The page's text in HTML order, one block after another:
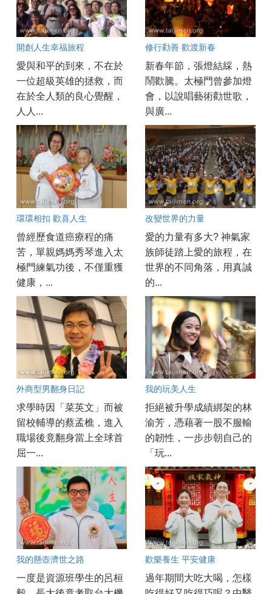
開創人生幸福旅程
愛與和平的到來，不在於
一位超級英雄的拯救，而
在於全人類的良心覺醒，
人人...
修行勸善 歡渡新春
新春年節，張燈結綵，熱
鬧歡騰。太極門曾參加燈
會，以說唱藝術勸世歌，
與廣...
環環相扣 歡喜人生
曾經歷食道癌療程的痛
苦，單親媽媽秀琴進入太
極門練氣功後，不僅重獲
健康，...
改變世界的力量
愛的力量有多大? 神氣家
族師徒踏上愛的旅程，在
世界的不同角落，用真誠
的...
外商型男翻身日記
求學時因「菜英文」而被
留校輔導的蔡孟樵，進入
職場後竟翻身當上全球首
屈一...
我的玩美人生
拒絕被升學成績綁架的林
渝芳，憑藉著一股不服輸
的韌性，一步步朝自己的
「玩...
我的懸壺濟世之路
一度是資源班學生的呂桓
歡樂養生 平安健康
過年期間大吃大喝，怎樣